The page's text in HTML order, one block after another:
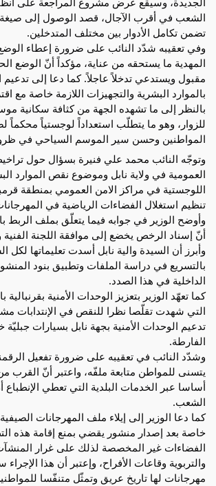
الشعب في أقرب الآجال، قصد الوصول إلى صيغة
تضمن تكامل الأدوار بين مختلف المتدخلين.
وفي تعقيبه شدّد النائب على ضرورة إعطاء الوضع
المهدية ما يستحقه من عناية، مؤكداً أنّ الوضع
مقبول ويستدعي تدخلاً عاجلاً. كما دعا إلى تدعيم
بالموارد البشرية والتجهيزات اللازمة خاصة مع
بالنظر إلى ما تشهده الجهة من كثافة سكانية
للزوار، وهو ما يتطلّب استعداداً لوجستياً محكماً
المواطنين وحسن سير الموسم السياحي في
وتوجّه النائب محمد علي فنيرة بسؤال حول
العمومية في ولاية نابل وموضوع نقص الموارد
اللوجستية في مراكز الامن العمومي بمنطقة
تنظيم استغلال الفضاءات الرياضية في
وأوضح الوزير في جوابه فيما يتعلّق بملف الربط
أنّ إسناد الرخص يخضع إلى موافقة اللجنة الفنية
وأبرز أن السيدة والية نابل أسدت تعليماتها لكل
بالتسريع في دراسة الملفات وتطبيق بنود
الداخلية في هذا الصدد.
كما تعهّد الوزير بتعزيز الوحدات الأمنية بقرنبالية
التي شهدت تقلّصا نظرا للنقص في الإنتدابات
تدعيم الوحدات الأمنية بجهة نابل بسيارات جبليّة
الفارطة.
وشدّد النائب في تعقيبه على ضرورة تفعيل
يتسنى للمواطن متابعة ملفّه، واعتبر أنّ القرب
أساسا عبر الخدمات البلدية التي تعطي
الشعب.
كما دعا الوزير إلى إيلاء ملف المهرجانات الصيفية
خاصة بعد إصدار منشور يقضي بمنع إقامة هذه
الفضاءات غير المخصصة لذلك على غرار
والتربوية وقاعات الأفراح، وإعتبر أن هذا
مهرجانات لها تاريخ عريق وتمثّل متنفّسا